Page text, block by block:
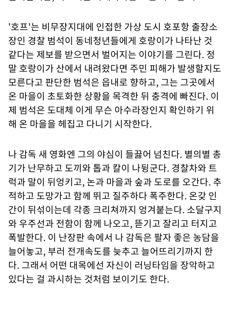
'호프'는 비무장지대에 인접한 가상 도시 호포항 출장소
장인 경찰 범석이 동네청년들에게 호랑이가 나타난 것
같다는 제보를 받으면서 벌어지는 이야기를 그린다. 정
말 호랑이가 산에서 내려왔다면 주민 피해가 발생할지도
모른다고 판단한 범석은 읍내로 향하고, 그는 그곳에서
온 마을이 초토화한 상황을 목격한 뒤 충격에 빠진다. 이
제 범석은 도대체 이게 무슨 아수라장인지 확인하기 위
해 온 마을을 헤집고 다니기 시작한다.
나 감독 새 영화엔 그의 야심이 들끓어 넘친다. 별의별 총
기가 난무하고 도끼와 톱과 칼이 나뒹군다. 경찰차와 트
럭과 말이 뒤엉키고, 논과 마을과 숲과 도로를 오간다. 추
적하고 도망가고 함께 뛰고 질주하다 폭주한다. 온갖 인
간이 뒤섞이는데 각종 크리쳐까지 엉겨붙는다. 소달구지
와 우주선과 전함이 함께 나오고, 뜯기고 잘리고 터지고
폭발한다. 이 난장판 속에서 나 감독은 팔자 좋은 농담을
늘어놓고, 부러 전개속도를 늦추고 늘어뜨리기까지 한
다. 그래서 어떤 대목에선 자신이 러닝타임을 장악하고
있다는 걸 과시하는 것처럼 보이기도 한다.